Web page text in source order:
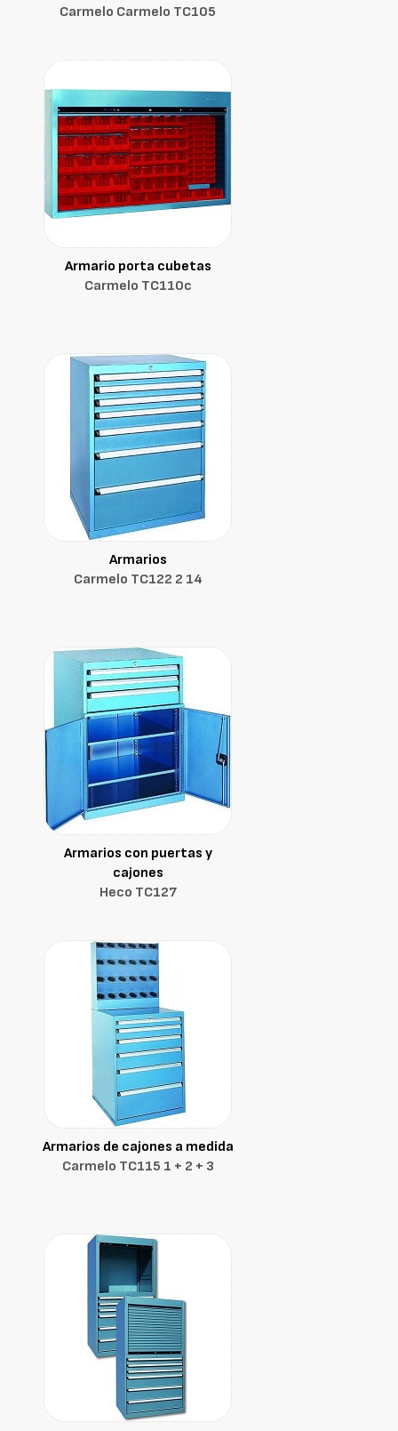
Carmelo Carmelo TC105
Armario porta cubetas
Carmelo TC110c
Armarios
Carmelo TC122 2 14
Armarios con puertas y
cajones
Heco TC127
Armarios de cajones a medida
Carmelo TC115 1 + 2 + 3